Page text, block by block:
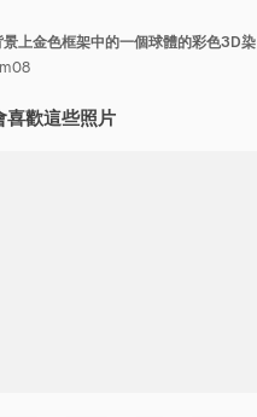
景上金色框架中的一個球體的彩色3D染
喜歡這些照片